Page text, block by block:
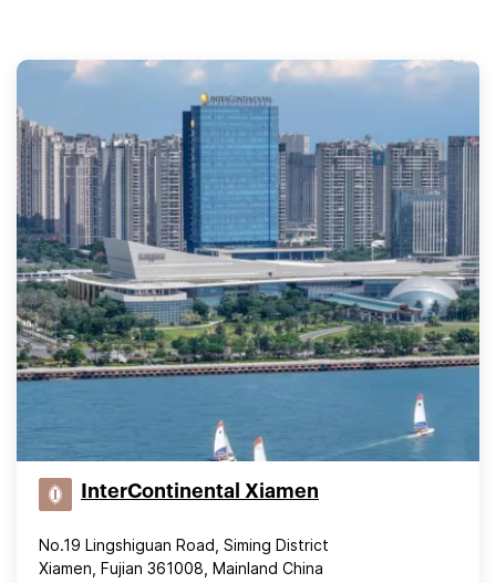
InterContinental Xiamen
No.19 Lingshiguan Road, Siming District
Xiamen, Fujian 361008, Mainland China